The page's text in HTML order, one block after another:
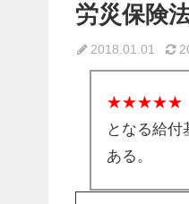
労災保険
2018.01.01
★★★★★
となる給
ある。